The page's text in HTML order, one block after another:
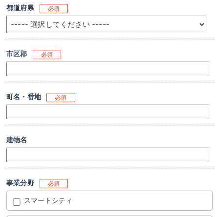
都道府県 必須
市区郡 必須
町名・番地 必須
建物名
事業分野 必須
スマートシティ